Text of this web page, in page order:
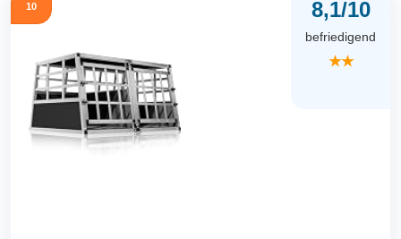
10 8,1/10
befriedigend
★★